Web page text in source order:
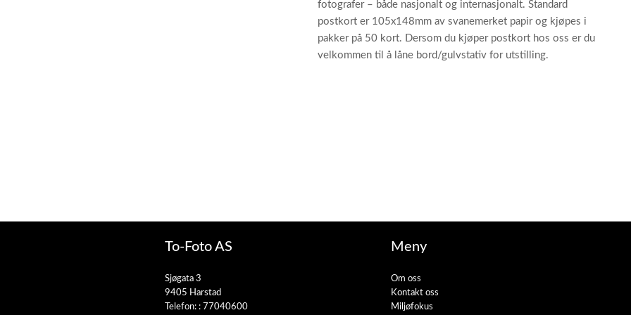
fotografer – både nasjonalt og internasjonalt. Standard
postkort er 105x148mm av svanemerket papir og kjøpes i
pakker på 50 kort. Dersom du kjøper postkort hos oss er du
velkommen til å låne bord/gulvstativ for utstilling.
To-Foto AS
Sjøgata 3
9405 Harstad
Telefon: : 77040600
Meny
Om oss
Kontakt oss
Miljøfokus